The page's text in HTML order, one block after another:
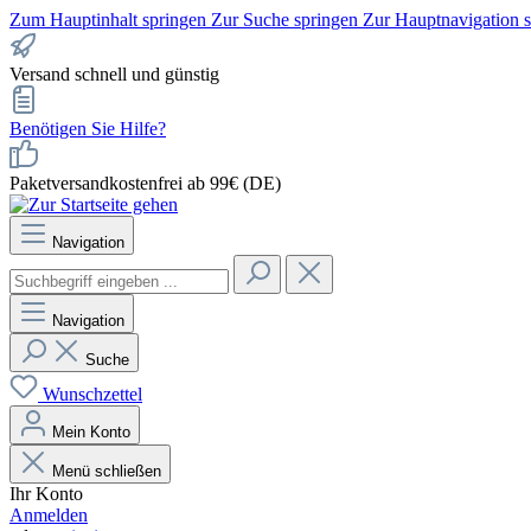
Zum Hauptinhalt springen Zur Suche springen Zur Hauptnavigation
Versand schnell und günstig
Benötigen Sie Hilfe?
Paketversandkostenfrei ab 99€ (DE)
Navigation
Navigation
Suche
Wunschzettel
Mein Konto
Menü schließen
Ihr Konto
Anmelden